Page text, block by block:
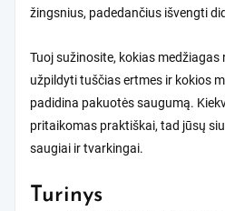
žingsnius, padedančius išvengti
Tuoj sužinosite, kokias
užpildyti tuščias ertmes ir kokios
padidina pakuotės saugumą.
pritaikomas praktiškai, tad jūsų
saugiai ir tvarkingai.
Turinys